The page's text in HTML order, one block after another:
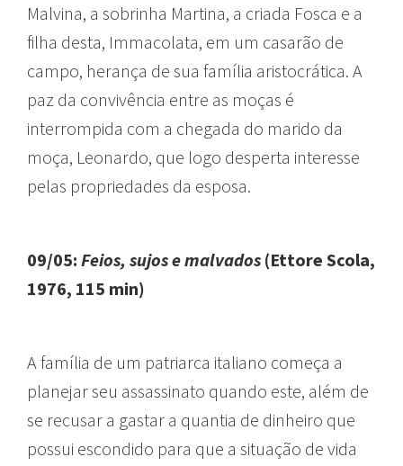
Malvina, a sobrinha Martina, a criada Fosca e a
filha desta, Immacolata, em um casarão de
campo, herança de sua família aristocrática. A
paz da convivência entre as moças é
interrompida com a chegada do marido da
moça, Leonardo, que logo desperta interesse
pelas propriedades da esposa.
09/05: Feios, sujos e malvados (Ettore Scola,
1976, 115 min)
A família de um patriarca italiano começa a
planejar seu assassinato quando este, além de
se recusar a gastar a quantia de dinheiro que
possui escondido para que a situação de vida